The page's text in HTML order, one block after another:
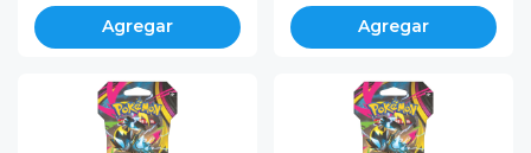
Agregar Agregar